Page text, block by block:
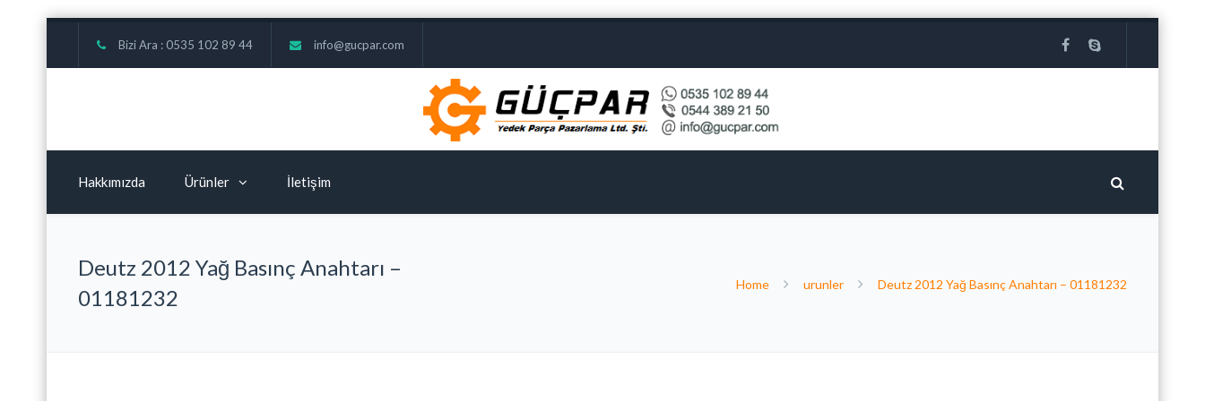
Bizi Ara : 0535 102 89 44 info@gucpar.com
Hakkımızda Ürünler İletişim
Deutz 2012 Yağ Basınç Anahtarı –
01181232
Home urunler Deutz 2012 Yağ Basınç Anahtarı – 01181232